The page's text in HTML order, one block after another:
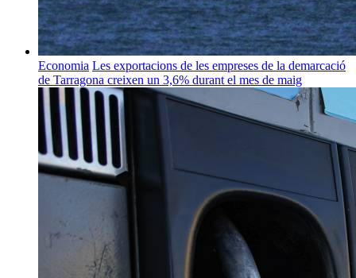
Economia Les exportacions de les empreses de la demarcació
de Tarragona creixen un 3,6% durant el mes de maig